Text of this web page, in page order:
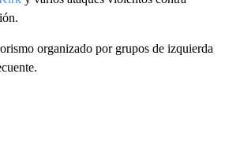
organizado por grupos de izquierda